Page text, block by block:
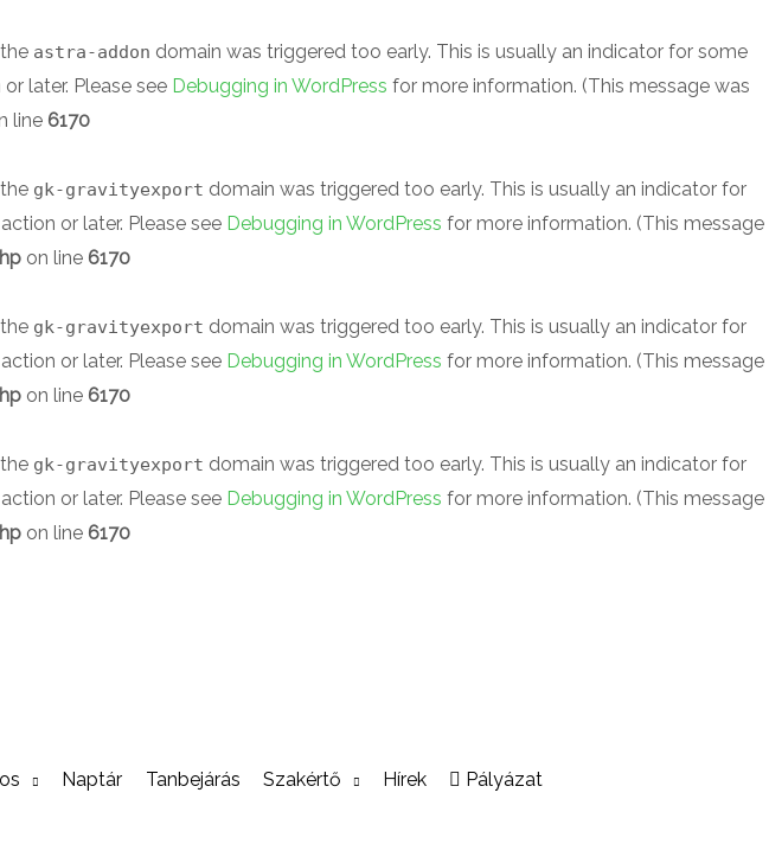
astra-addon domain was triggered too early. This is usually an indicator for some
later. Please see Debugging in WordPress for more information. (This message was
line 6170
gk-gravityexport domain was triggered too early. This is usually an indicator for
action or later. Please see Debugging in WordPress for more information. (This message
on line 6170
gk-gravityexport domain was triggered too early. This is usually an indicator for
action or later. Please see Debugging in WordPress for more information. (This message
on line 6170
gk-gravityexport domain was triggered too early. This is usually an indicator for
action or later. Please see Debugging in WordPress for more information. (This message
on line 6170
Naptár Tanbejárás Szakértő Hírek Pályázat